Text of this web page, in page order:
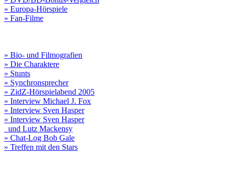
» Europa-Hörspiele
» Fan-Filme
» Bio- und Filmografien
» Die Charaktere
» Stunts
» Synchronsprecher
» ZidZ-Hörspielabend 2005
» Interview Michael J. Fox
» Interview Sven Hasper
» Interview Sven Hasper
und Lutz Mackensy
» Chat-Log Bob Gale
» Treffen mit den Stars